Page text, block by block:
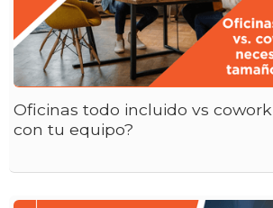
Oficinas todo incluido vs
con tu equipo?